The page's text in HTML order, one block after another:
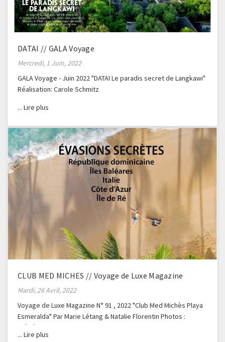
DATAI // GALA Voyage
Mercredi, 1 Juin, 2022
GALA Voyage - Juin 2022 "DATAI Le paradis secret de Langkawi"
Réalisation: Carole Schmitz
CLUB MED MICHES // Voyage de Luxe Magazine
Mardi, 26 Avril, 2022
Voyage de Luxe Magazine N° 91 , 2022 "Club Med Michès Playa
Esmeralda" Par Marie Létang & Natalie Florentin Photos :
Frédéric Ducout